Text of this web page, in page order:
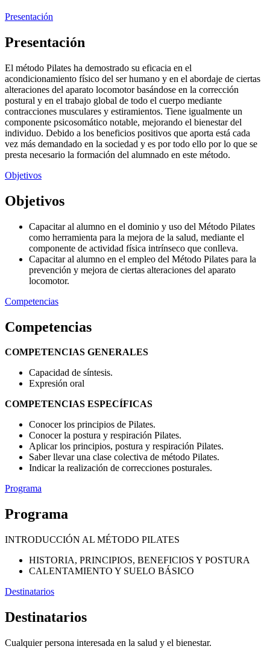
Presentación
Presentación
El método Pilates ha demostrado su eficacia en el
acondicionamiento físico del ser humano y en el abordaje de ciertas
alteraciones del aparato locomotor basándose en la corrección
postural y en el trabajo global de todo el cuerpo mediante
contracciones musculares y estiramientos. Tiene igualmente un
componente psicosomático notable, mejorando el bienestar del
individuo. Debido a los beneficios positivos que aporta está cada
vez más demandado en la sociedad y es por todo ello por lo que se
presta necesario la formación del alumnado en este método.
Objetivos
Objetivos
Capacitar al alumno en el dominio y uso del Método Pilates
como herramienta para la mejora de la salud, mediante el
componente de actividad física intrínseco que conlleva.
Capacitar al alumno en el empleo del Método Pilates para la
prevención y mejora de ciertas alteraciones del aparato
locomotor.
Competencias
Competencias
COMPETENCIAS GENERALES
Capacidad de síntesis.
Expresión oral
COMPETENCIAS ESPECÍFICAS
Conocer los principios de Pilates.
Conocer la postura y respiración Pilates.
Aplicar los principios, postura y respiración Pilates.
Saber llevar una clase colectiva de método Pilates.
Indicar la realización de correcciones posturales.
Programa
Programa
INTRODUCCIÓN AL MÉTODO PILATES
HISTORIA, PRINCIPIOS, BENEFICIOS Y POSTURA
CALENTAMIENTO Y SUELO BÁSICO
Destinatarios
Destinatarios
Cualquier persona interesada en la salud y el bienestar.